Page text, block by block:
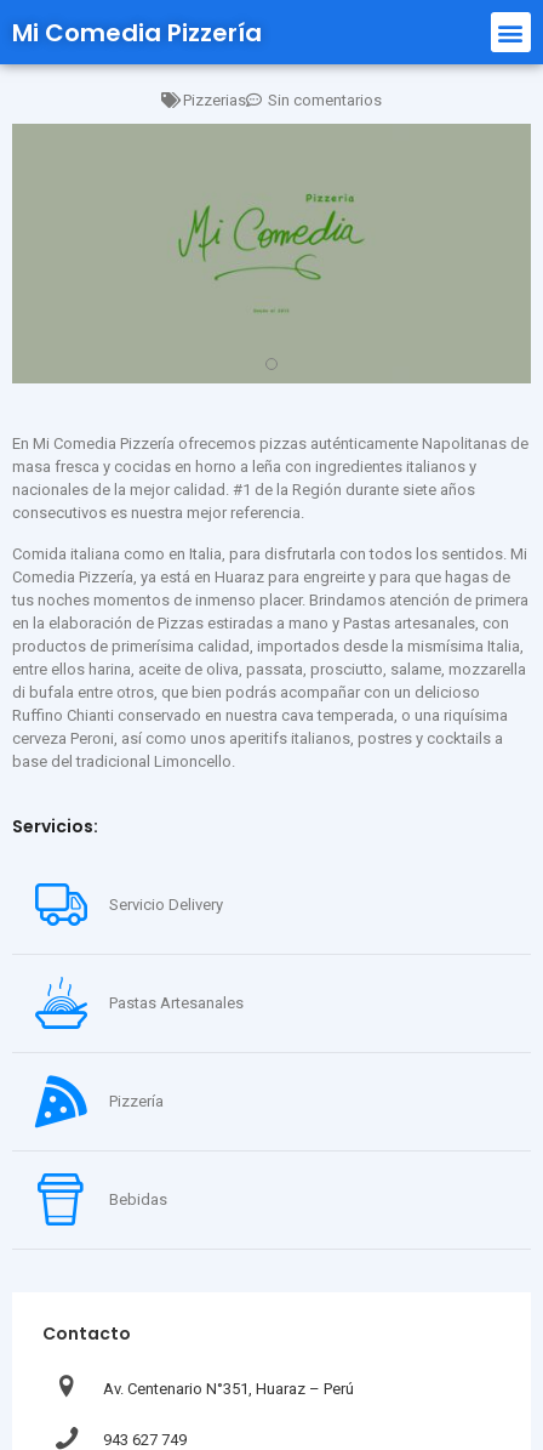
Mi Comedia Pizzería
Pizzerias Sin comentarios
En Mi Comedia Pizzería ofrecemos pizzas auténticamente Napolitanas de
masa fresca y cocidas en horno a leña con ingredientes italianos y
nacionales de la mejor calidad. #1 de la Región durante siete años
consecutivos es nuestra mejor referencia.
Comida italiana como en Italia, para disfrutarla con todos los sentidos. Mi
Comedia Pizzería, ya está en Huaraz para engreirte y para que hagas de
tus noches momentos de inmenso placer. Brindamos atención de primera
en la elaboración de Pizzas estiradas a mano y Pastas artesanales, con
productos de primerísima calidad, importados desde la mismísima Italia,
entre ellos harina, aceite de oliva, passata, prosciutto, salame, mozzarella
di bufala entre otros, que bien podrás acompañar con un delicioso
Ruffino Chianti conservado en nuestra cava temperada, o una riquísima
cerveza Peroni, así como unos aperitifs italianos, postres y cocktails a
base del tradicional Limoncello.
Servicios:
Servicio Delivery
Pastas Artesanales
Pizzería
Bebidas
Contacto
Av. Centenario N°351, Huaraz – Perú
943 627 749